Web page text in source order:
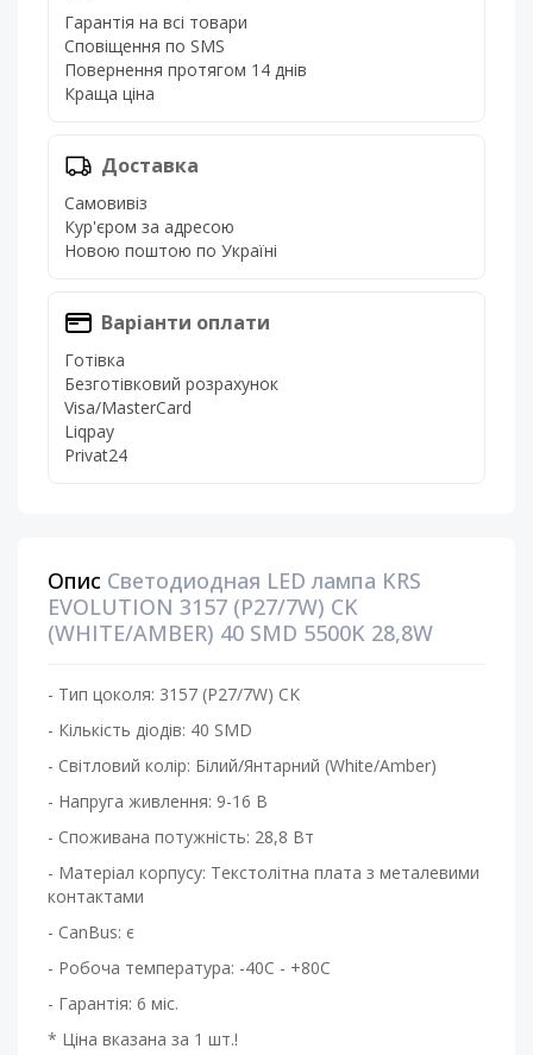
Гарантія на всі товари
Сповіщення по SMS
Повернення протягом 14 днів
Краща ціна
Доставка
Самовивіз
Кур'єром за адресою
Новою поштою по Україні
Варіанти оплати
Готівка
Безготівковий розрахунок
Visa/MasterCard
Liqpay
Privat24
Опис Светодиодная LED лампа KRS
EVOLUTION 3157 (P27/7W) CK
(WHITE/AMBER) 40 SMD 5500K 28,8W
- Тип цоколя: 3157 (P27/7W) CK
- Кількість діодів: 40 SMD
- Світловий колір: Білий/Янтарний (White/Amber)
- Напруга живлення: 9-16 В
- Споживана потужність: 28,8 Вт
- Матеріал корпусу: Текстолітна плата з металевими
контактами
- CanBus: є
- Робоча температура: -40С - +80С
- Гарантія: 6 міс.
* Ціна вказана за 1 шт.!